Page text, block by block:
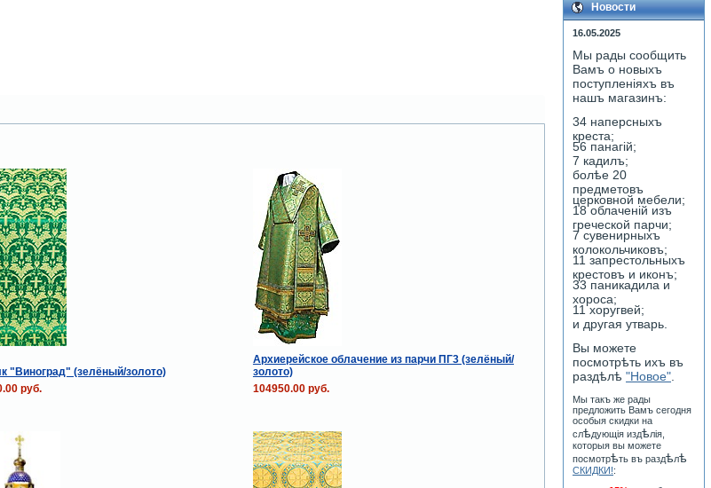
"Виноград" (зелёный/золото)
Архиерейское облачение из парчи ПГ3 (зелёный/
золото)
руб. 104950.00 руб.
Новости
16.05.2025
Мы рады сообщить
Вамъ о новыхъ
поступленiяхъ въ
нашъ магазинъ:
34 наперсныхъ
креста;
56 панагiй;
7 кадилъ;
болѣе 20
предметовъ
церковной мебели;
18 облаченiй изъ
греческой парчи;
7 сувенирныхъ
колокольчиковъ;
11 запрестольныхъ
крестовъ и иконъ;
33 паникадила и
хороса;
11 хоругвей;
и другая утварь.
Вы можете
посмотрѣть ихъ въ
раздѣлѣ "Новое"
Мы такъ же рады
предложить Вамъ сегодня
особыя скидки на
слѣдующiя издѣлiя,
которыя вы можете
посмотрѣть въ раздѣлѣ
СКИДКИ!: